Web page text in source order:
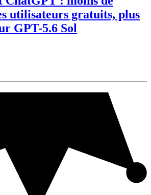
utilisateurs gratuits, plus
GPT-5.6 Sol